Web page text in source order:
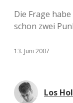
Die Frage
schon zwei
13. Juni 2007
Los